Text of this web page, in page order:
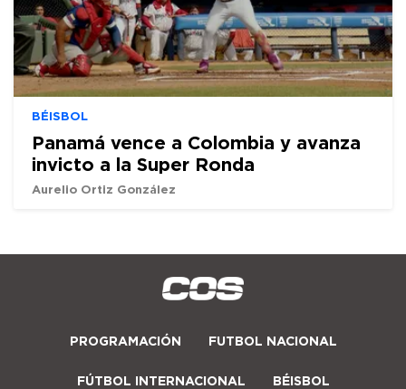
BÉISBOL
Panamá vence a Colombia y avanza
invicto a la Super Ronda
Aurelio Ortiz González
PROGRAMACIÓN FUTBOL NACIONAL
FÚTBOL INTERNACIONAL BÉISBOL